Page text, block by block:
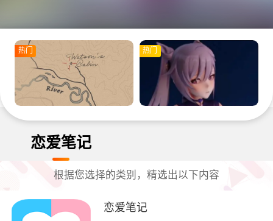
热门 热门
恋爱笔记
根据您选择的类别，精选出以下内容
恋爱笔记